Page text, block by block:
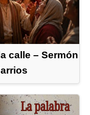
calle – Sermón